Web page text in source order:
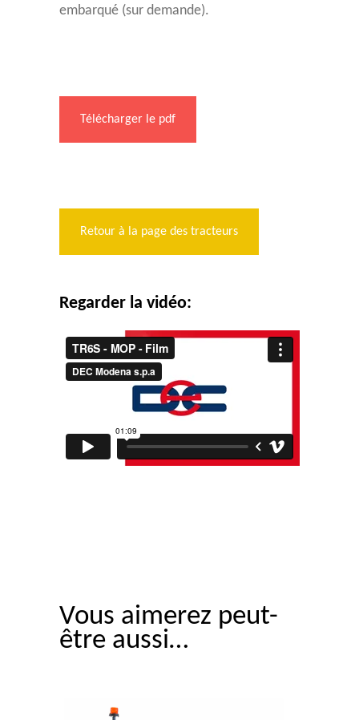
embarqué (sur demande).
Télécharger le pdf
Retour à la page des tracteurs
Regarder la vidéo:
Vous aimerez peut-
être aussi…